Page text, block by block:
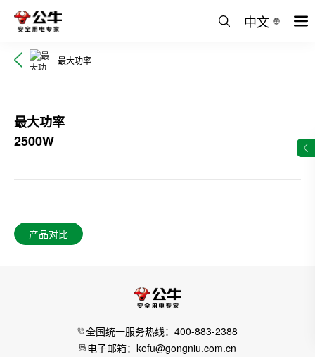
中文
最大功率
最大功率
2500W
产品对比
全国统一服务热线：400-883-2388
电子邮箱：kefu@gongniu.com.cn